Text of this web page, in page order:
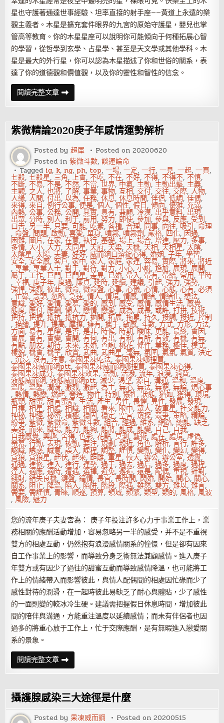
星也守護著通達世事經驗、坦率直接的射手座——黃道上永遠的樂
觀主義者。木星是擴充套件眼界的九宮的原始守護星，嬰兒也掌
管高等教育。你的木星星座可以說明你可能傾向于何種拓展心智
的學習，從哲學到玄學、占星學、甚至是天文學或其他學科。木
星是最大的外行星，你可以認為木星描述了你和世俗的關系，表
達了你的道德觀和價值觀，以及你的靈性和智性的信念。
閱讀完整文章揭
示
木
星
座
的
神
秘
力
量，
將
更
多
好
運
帶
入
生
活！
紫微精論2020庚子年感情運勢解析
Posted by超犀 Posted on20200620
Posted in紫微斗數,談運論命
Tagged ig, k, ng, ph, top,一場,一定,一行,一見,一起,一頁,
七殺,七殺星, 三角,上會,不吃,不在,不好,不得,不得不,不慎,
不斷,不易,不是,不然,不當,世界, 中氣,主動,主動出擊,主義,
主觀, 之人,也將, 了解,事業,事物,互相, 交付, 交往, 交際,人物,
人緣,人間,付出,以為,任務,休息,休息時間,伴侶,低調,佳偶,
來得,來自,例行公事,便是,個人,個性,假日,傾向,優雅, 充滿,
內熱,公事,公務,公開,其實,具有,兼顧, 冷漠, 出乎意料, 出現,
出眾,分時, 別人,利于,前用,努力, 即使,參加,參與, 反應, 受到,
口舌, 另一半, 只要,可能, 吃素,各種,合理, 同事, 向往, 吸引,命理
,命盤, 問題,啟動,喜愛,單身, 噴霧, 噴霧劑,嚴格, 四化, 因過,
困難, 圖片,在家,在意,執行,基礎,場上,場合,增進,壓力, 多事,
多情,大小,大方, 天同星, 天府, 天梁, 天機, 天相, 天相星,太陰,
太陰星,太陽, 夫妻,好好,威而鋼口溶錠心得,婚姻,子年,學習,
安全, 安全感,客戶, 家中, 家人, 家庭, 家運,容易,實際,將來,將近
,專業,專業人士,對于,對待,對方,小心,小說,尷尬,展現,展開,
屬于,工作, 巨門, 巨門星,差異, 已婚,帶入,帶有,帶給, 常用,平時
,幸福,庚子年,度過,廉貞,延時,延續, 建議, 引起,強力,強勢,
強悍,強烈,彼此,微命,微命盤,心事,心儀,心情,心態,心有,必須
,忙碌,念頭,忽略,急速,情人,情境,情感,情緒,情緒化,想法,
意識, 愛好, 愛情, 愛慕, 愛的,感到,感受,感情,感情生活,感覺,
態度,應付,應酬,懶人,戀情,戀愛, 成為, 成長, 或許,打拼,技術,
把持,把握,抵抗,抵抗力,拋開,拓展,拖累,持久,接觸,接近,控制
,描繪,提升,提高,摩擦,擁有,攜手,敏感,斗數, 方式, 方形, 方法,
方面,易有, 星曜,是否,是非, 時候, 時期, 曖昧, 更能,最終, 會因,
會展, 會有, 會變, 會開,有何,有出,有利,有所,有效,有機,有無,
有點,朋友,期待,未來,未婚,查詢,桃花,條件, 業務,極佳,模式,
樣貌,機會,機率,欣賞,武曲,武曲星,毫無, 氛圍,氣氛,氣質,決定
,沉浸,沒有, 注意,泰國果凍吃法,泰國果凍哪裡買,
泰國果凍威而鋼ptt,泰國果凍威而鋼哪裡買,泰國果凍心得,
泰國果凍成分,泰國果凍效果,活動,活潑,流年,浪漫,消費,
液態威而鋼,液態威而鋼ptt,減少,渴望,源自,溝通,溫和,溫度,
溫暖,溫馨,潤滑,激烈,激起,為主,無心,無法,無窮,無論,煩心事
,熱情,熱戀,燃起,營造,物件,特別,犧牲,狀態,猶如,獲得,環境,
瓶頸,甜蜜,甜言蜜語,生活,產生, 男性,畏懼,異性,發展,發現,
目標,相星,相處,相識,相關,看來, 眼中,眾人,破軍星,社交能力,
神秘,神經,秘密,積極,穩固,穩定, 空宮,窺探,競爭,策略,精論,
紛爭,紫微,紫微命,紫微斗數,組合,經過,維系,網路,總能,缺乏,
美好,而來,職場,能力,能夠, 能將, 能成, 能變, 自己, 自我,
自我感覺,興趣,舍得,色彩,花點,莫測,藝術,處在,處境,虛偽,
螢幕,行動,表現,被動,要注,規劃,親近, 角色,解析,言行,許多,
認識,誘惑,誠意,誤入,課程,調整,謹慎,變動,變化,變幻,變得,
貪狼,貪狼星,起伏,起來,距離,軍星,較大,辦公,辦公室,透露,
通過,進修,進入,進行,運勢,過于,過去,過后,過多,過度,過程,
達人,適應,適時,遭遇,選擇,避免,邂逅,還是,配偶,重視, 針對,
錢財,錯失良機,鍵盤,鐘情,長官,長時間, 閃婚, 開始, 開心, 關心,
關系, 阻止, 降溫, 陷入, 陷阱, 階段, 際遇,雖然,雙方,難以,難言,
需要, 需謹慎,青睞,順遂,預算,領域,頻繁,類型,類的, 風格, 風波
, 風險, 魅力
您的流年庚子夫妻宮為： 庚子年投注許多心力于事業工作上，業
務相關的應酬活動增加，容易忽略另一半的感受，并不是不重視
雙方的相處互動，仍然抱有浪漫感情關系的憧憬，但是卻有因來
自工作事業上的影響，而導致分身乏術無法兼顧感情。進入庚子
年雙方或有因少了過往的甜蜜互動而導致感情降溫，也可能將工
作上的情緒帶入而影響彼此，與情人配偶間的相處因忙碌而少了
感性對待的潤滑，在一起時彼此易缺乏了耐心與體貼，少了感性
的一面則變的較冰冷生硬。建議需把握假日休息時間，增加彼此
間的陪伴與溝通，方能重注溫度以延續感情；而未有伴侶者也因
過多的將重心放于工作上，忙于交際應酬，是有無暇進入戀愛關
系的景象。
閱讀完整文章紫
微
精
2020
庚
子
年
感
攝護腺感染三大途徑是什麼
Posted by果凍威而鋼 Posted on20200515